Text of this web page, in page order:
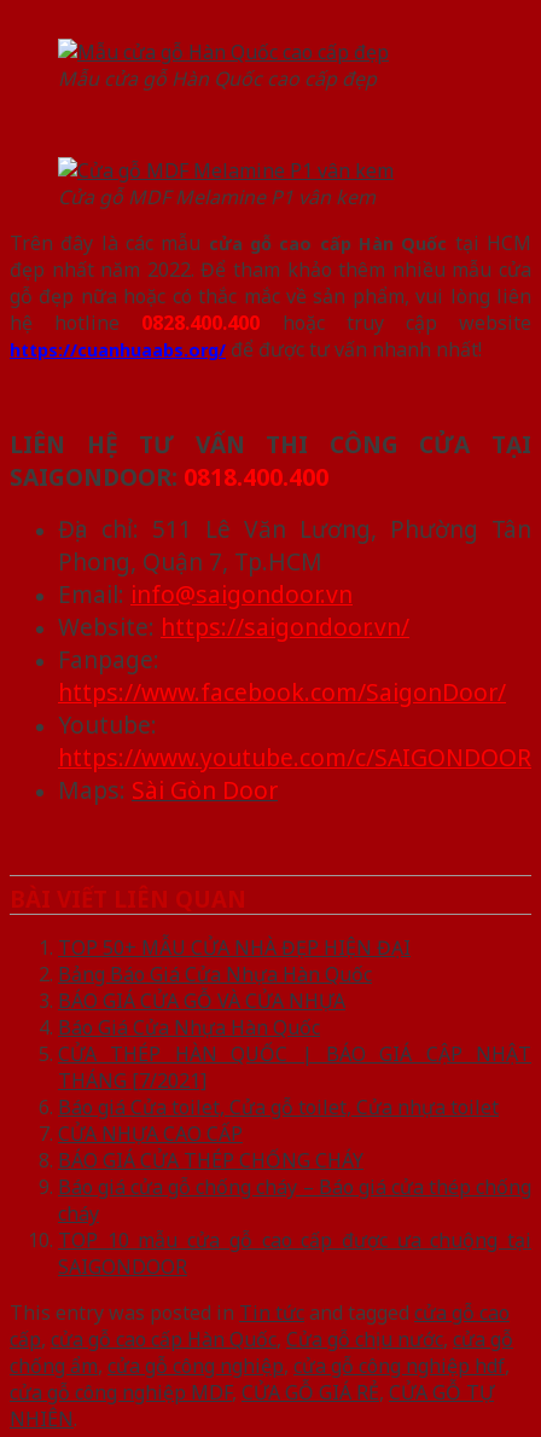
Mẫu cửa gỗ Hàn Quốc cao cấp đẹp
Cửa gỗ MDF Melamine P1 vân kem
Trên đây là các mẫu cửa gỗ cao cấp Hàn Quốc tại HCM
đẹp nhất năm 2022. Để tham khảo thêm nhiều mẫu cửa
gỗ đẹp nữa hoặc có thắc mắc về sản phẩm, vui lòng liên
hệ hotline 0828.400.400 hoặc truy cập website
https://cuanhuaabs.org/ để được tư vấn nhanh nhất!
LIÊN HỆ TƯ VẤN THI CÔNG CỬA TẠI
SAIGONDOOR: 0818.400.400
Địa chỉ: 511 Lê Văn Lương, Phường Tân
Phong, Quận 7, Tp.HCM
Email: info@saigondoor.vn
Website: https://saigondoor.vn/
Fanpage:
https://www.facebook.com/SaigonDoor/
Youtube:
https://www.youtube.com/c/SAIGONDOOR
Maps: Sài Gòn Door
BÀI VIẾT LIÊN QUAN
TOP 50+ MẪU CỬA NHÀ ĐẸP HIỆN ĐẠI
Bảng Báo Giá Cửa Nhựa Hàn Quốc
BÁO GIÁ CỬA GỖ VÀ CỬA NHỰA
Báo Giá Cửa Nhựa Hàn Quốc
CỬA THÉP HÀN QUỐC | BÁO GIÁ CẬP NHẬT
THÁNG [7/2021]
Báo giá Cửa toilet, Cửa gỗ toilet, Cửa nhựa toilet
CỬA NHỰA CAO CẤP
BÁO GIÁ CỬA THÉP CHỐNG CHÁY
Báo giá cửa gỗ chống cháy – Báo giá cửa thép chống
cháy
TOP 10 mẫu cửa gỗ cao cấp được ưa chuộng tại
SAIGONDOOR
This entry was posted in Tin tứcand tagged cửa gỗ cao
cấp, cửa gỗ cao cấp Hàn Quốc, Cửa gỗ chịu nước, cửa gỗ
chống ẩm, cửa gỗ công nghiệp, cửa gỗ công nghiệp hdf,
cửa gỗ công nghiệp MDF, CỬA GỖ GIÁ RẺ, CỬA GỖ TỰ
NHIÊN.